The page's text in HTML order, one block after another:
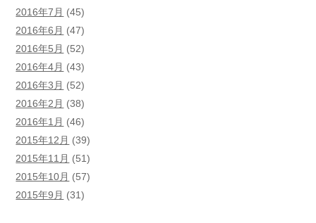
2016年7月 (45)
2016年6月 (47)
2016年5月 (52)
2016年4月 (43)
2016年3月 (52)
2016年2月 (38)
2016年1月 (46)
2015年12月 (39)
2015年11月 (51)
2015年10月 (57)
2015年9月 (31)